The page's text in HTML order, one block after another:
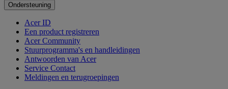
Ondersteuning
Acer ID
Een product registreren
Acer Community
Stuurprogramma's en handleidingen
Antwoorden van Acer
Service Contact
Meldingen en terugroepingen